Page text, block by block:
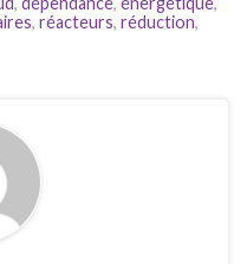
, réacteurs, réduction,